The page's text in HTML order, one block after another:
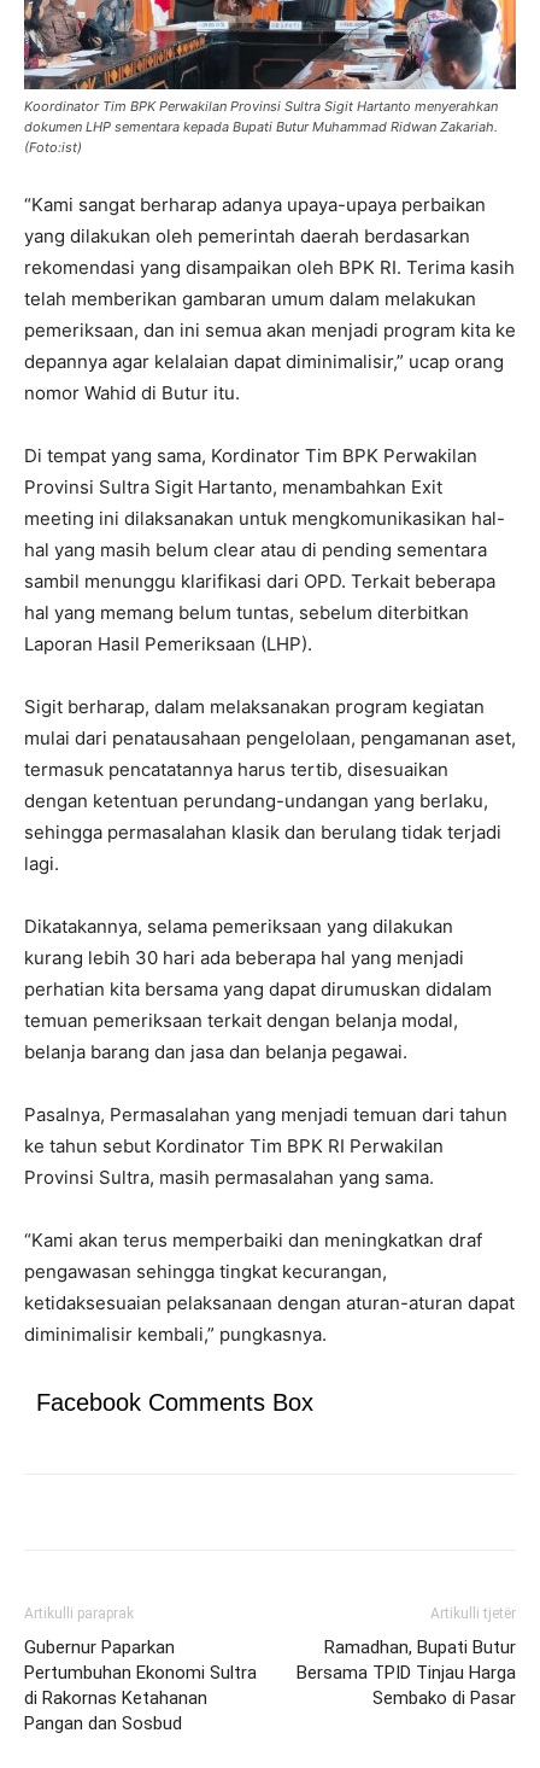
Koordinator Tim BPK Perwakilan Provinsi Sultra Sigit Hartanto menyerahkan
dokumen LHP sementara kepada Bupati Butur Muhammad Ridwan Zakariah.
(Foto:ist)
“Kami sangat berharap adanya upaya-upaya perbaikan
yang dilakukan oleh pemerintah daerah berdasarkan
rekomendasi yang disampaikan oleh BPK RI. Terima kasih
telah memberikan gambaran umum dalam melakukan
pemeriksaan, dan ini semua akan menjadi program kita ke
depannya agar kelalaian dapat diminimalisir,” ucap orang
nomor Wahid di Butur itu.
Di tempat yang sama, Kordinator Tim BPK Perwakilan
Provinsi Sultra Sigit Hartanto, menambahkan Exit
meeting ini dilaksanakan untuk mengkomunikasikan hal-
hal yang masih belum clear atau di pending sementara
sambil menunggu klarifikasi dari OPD. Terkait beberapa
hal yang memang belum tuntas, sebelum diterbitkan
Laporan Hasil Pemeriksaan (LHP).
Sigit berharap, dalam melaksanakan program kegiatan
mulai dari penatausahaan pengelolaan, pengamanan aset,
termasuk pencatatannya harus tertib, disesuaikan
dengan ketentuan perundang-undangan yang berlaku,
sehingga permasalahan klasik dan berulang tidak terjadi
lagi.
Dikatakannya, selama pemeriksaan yang dilakukan
kurang lebih 30 hari ada beberapa hal yang menjadi
perhatian kita bersama yang dapat dirumuskan didalam
temuan pemeriksaan terkait dengan belanja modal,
belanja barang dan jasa dan belanja pegawai.
Pasalnya, Permasalahan yang menjadi temuan dari tahun
ke tahun sebut Kordinator Tim BPK RI Perwakilan
Provinsi Sultra, masih permasalahan yang sama.
“Kami akan terus memperbaiki dan meningkatkan draf
pengawasan sehingga tingkat kecurangan,
ketidaksesuaian pelaksanaan dengan aturan-aturan dapat
diminimalisir kembali,” pungkasnya.
Facebook Comments Box
Artikulli paraprak
Gubernur Paparkan
Pertumbuhan Ekonomi Sultra
di Rakornas Ketahanan
Pangan dan Sosbud
Artikulli tjetër
Ramadhan, Bupati Butur
Bersama TPID Tinjau Harga
Sembako di Pasar